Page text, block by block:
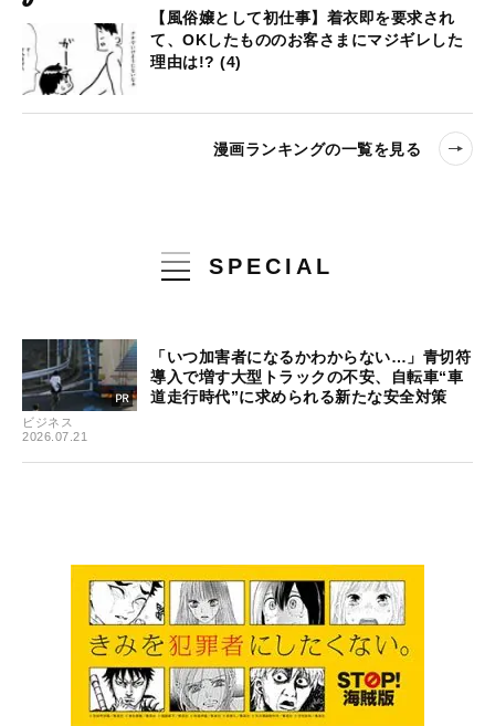
【風俗嬢として初仕事】着衣即を要求され
て、OKしたもののお客さまにマジギレした
理由は!? (4)
漫画ランキングの一覧を見る
SPECIAL
ビジネス
2026.07.21
「いつ加害者になるかわからない…」青切符
導入で増す大型トラックの不安、自転車“車
道走行時代”に求められる新たな安全対策